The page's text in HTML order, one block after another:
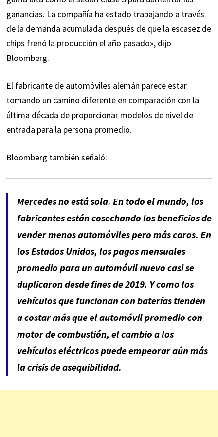
ganancias. La compañía ha estado trabajando a través
de la demanda acumulada después de que la escasez de
chips frenó la producción el año pasado», dijo
Bloomberg.
El fabricante de automóviles alemán parece estar
tomando un camino diferente en comparación con la
última década de proporcionar modelos de nivel de
entrada para la persona promedio.
Bloomberg también señaló:
Mercedes no está sola. En todo el mundo, los
fabricantes están cosechando los beneficios de
vender menos automóviles pero más caros. En
los Estados Unidos, los pagos mensuales
promedio para un automóvil nuevo casi se
duplicaron desde fines de 2019. Y como los
vehículos que funcionan con baterías tienden
a costar más que el automóvil promedio con
motor de combustión, el cambio a los
vehículos eléctricos puede empeorar aún más
la crisis de asequibilidad.